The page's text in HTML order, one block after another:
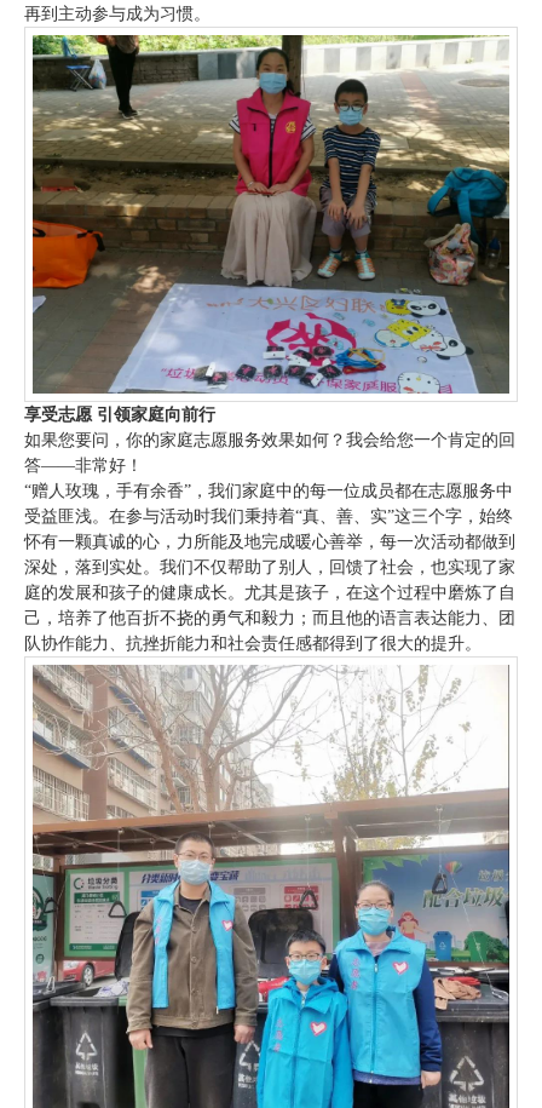
再到主动参与成为习惯。
享受志愿 引领家庭向前行
如果您要问，你的家庭志愿服务效果如何？我会给您一个肯定的回
答——非常好！
“赠人玫瑰，手有余香”，我们家庭中的每一位成员都在志愿服务中
受益匪浅。在参与活动时我们秉持着“真、善、实”这三个字，始终
怀有一颗真诚的心，力所能及地完成暖心善举，每一次活动都做到
深处，落到实处。我们不仅帮助了别人，回馈了社会，也实现了家
庭的发展和孩子的健康成长。尤其是孩子，在这个过程中磨炼了自
己，培养了他百折不挠的勇气和毅力；而且他的语言表达能力、团
队协作能力、抗挫折能力和社会责任感都得到了很大的提升。